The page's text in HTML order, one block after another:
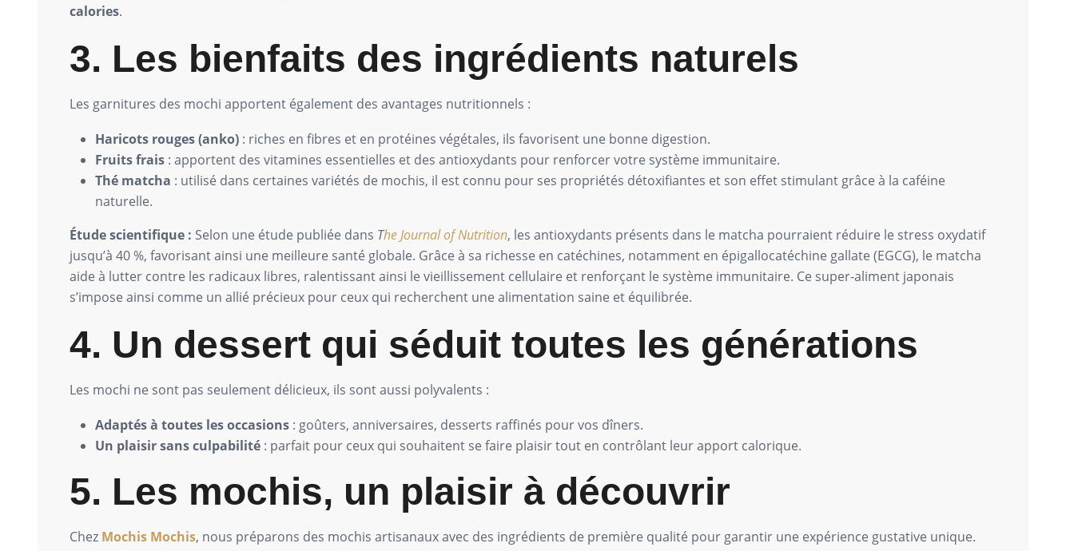
calories.
3. Les bienfaits des ingrédients naturels
Les garnitures des mochi apportent également des avantages nutritionnels :
Haricots rouges (anko) : riches en fibres et en protéines végétales, ils favorisent une bonne digestion.
Fruits frais : apportent des vitamines essentielles et des antioxydants pour renforcer votre système immunitaire.
Thé matcha : utilisé dans certaines variétés de mochis, il est connu pour ses propriétés détoxifiantes et son effet stimulant grâce à la caféine
naturelle.
Étude scientifique : Selon une étude publiée dans The Journal of Nutrition, les antioxydants présents dans le matcha pourraient réduire le stress oxydatif
jusqu’à 40 %, favorisant ainsi une meilleure santé globale. Grâce à sa richesse en catéchines, notamment en épigallocatéchine gallate (EGCG), le matcha
aide à lutter contre les radicaux libres, ralentissant ainsi le vieillissement cellulaire et renforçant le système immunitaire. Ce super-aliment japonais
s’impose ainsi comme un allié précieux pour ceux qui recherchent une alimentation saine et équilibrée.
4. Un dessert qui séduit toutes les générations
Les mochi ne sont pas seulement délicieux, ils sont aussi polyvalents :
Adaptés à toutes les occasions : goûters, anniversaires, desserts raffinés pour vos dîners.
Un plaisir sans culpabilité : parfait pour ceux qui souhaitent se faire plaisir tout en contrôlant leur apport calorique.
5. Les mochis, un plaisir à découvrir
Chez Mochis Mochis, nous préparons des mochis artisanaux avec des ingrédients de première qualité pour garantir une expérience gustative unique.